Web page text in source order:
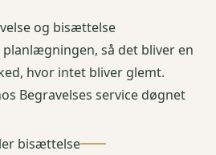
og bisættelse
så det bliver en
hvor intet bliver glemt.
Begravelses service døgnet
bisættelse